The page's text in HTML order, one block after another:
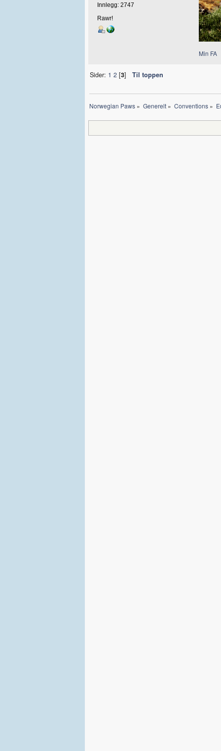
Innlegg: 2747
Rawr!
Min FA
Sider: 1 2[3] Til toppen
Norwegian Paws » Generelt» Conventions»